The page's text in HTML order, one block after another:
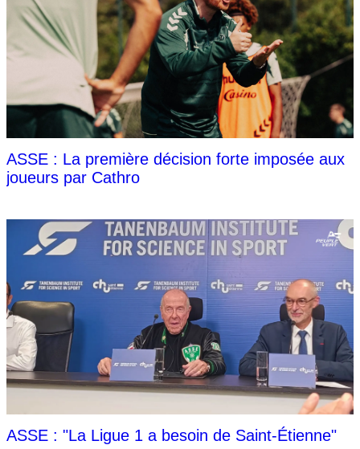
ASSE : La première décision forte imposée aux
joueurs par Cathro
ASSE : "La Ligue 1 a besoin de Saint-Étienne"